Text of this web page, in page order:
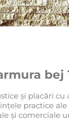
bej
și placări cu
practice
și comerciale